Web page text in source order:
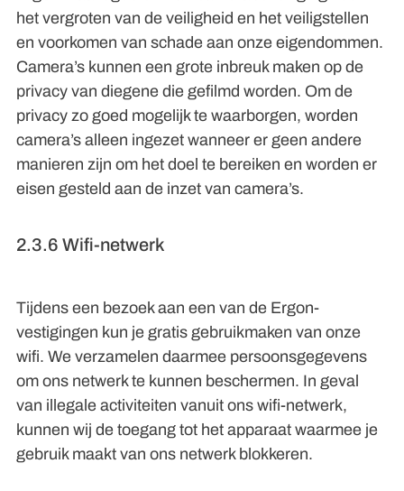
het vergroten van de veiligheid en het veiligstellen
en voorkomen van schade aan onze eigendommen.
Camera’s kunnen een grote inbreuk maken op de
privacy van diegene die gefilmd worden. Om de
privacy zo goed mogelijk te waarborgen, worden
camera’s alleen ingezet wanneer er geen andere
manieren zijn om het doel te bereiken en worden er
eisen gesteld aan de inzet van camera’s.
2.3.6 Wifi-netwerk
Tijdens een bezoek aan een van de Ergon-
vestigingen kun je gratis gebruikmaken van onze
wifi. We verzamelen daarmee persoonsgegevens
om ons netwerk te kunnen beschermen. In geval
van illegale activiteiten vanuit ons wifi-netwerk,
kunnen wij de toegang tot het apparaat waarmee je
gebruik maakt van ons netwerk blokkeren.